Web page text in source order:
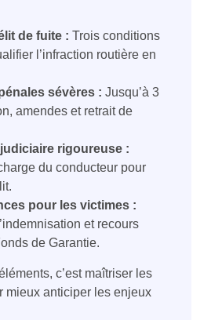
de fuite : Trois conditions
l’infraction routière en
sévères : Jusqu’à 3
amendes et retrait de
rigoureuse :
du conducteur pour
pour les victimes :
et recours
de Garantie.
c’est maîtriser les
mieux anticiper les enjeux